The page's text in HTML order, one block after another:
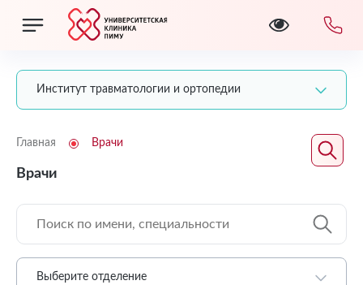
Институт травматологии и ортопедии
Главная Врачи
Врачи
Выберите отделение